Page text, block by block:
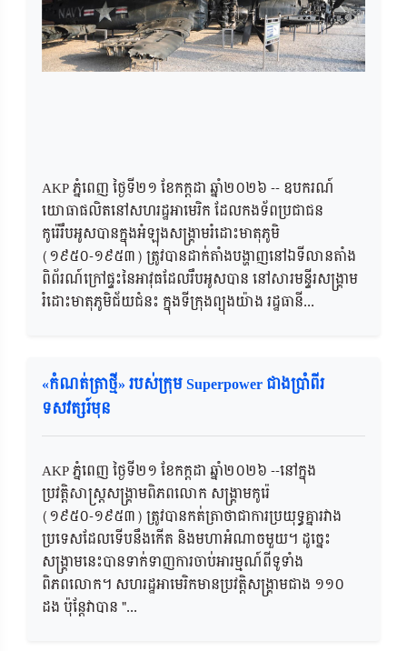
AKP ភ្នំពេញ ថ្ងៃទី២១ ខែកក្តដា ឆ្នាំ២០២៦ -- ឧបករណ៍
យោធាផលិតនៅសហរដ្ឋអាមេរិក ដែលកងទ័ពប្រជាជន
កូរ៉េរឹបអូសបានក្នុងអំឡុងសង្គ្រាមរំដោះមាតុភូមិ
(១៩៥០-១៩៥៣) ត្រូវបានដាក់តាំងបង្ហាញនៅឯទីលានតាំង
ពិព័រណ៍ក្រៅផ្ទះនៃអាវុធដែលរឹបអូសបាន នៅសារមន្ទីរសង្គ្រាម
រំដោះមាតុភូមិជ័យជំនះ ក្នុងទីក្រុងព្យុងយ៉ាង រដ្ឋធានី...
«កំណត់ត្រាថ្មី» របស់ក្រុម Superpower ជាងប្រាំពីរ
ទសវត្សរ៍មុន
AKP ភ្នំពេញ ថ្ងៃទី២១ ខែកក្តដា ឆ្នាំ២០២៦ --នៅក្នុង
ប្រវត្តិសាស្ត្រសង្គ្រាមពិភពលោក សង្គ្រាមកូរ៉េ
(១៩៥០-១៩៥៣) ត្រូវបានកត់ត្រាថាជាការប្រយុទ្ធគ្នារវាង
ប្រទេសដែលទើបនឹងកើត និងមហាអំណាចមួយ។ ដូច្នេះ
សង្គ្រាមនេះបានទាក់ទាញការចាប់អារម្មណ៍ពីទូទាំង
ពិភពលោក។ សហរដ្ឋអាមេរិកមានប្រវត្តិសង្គ្រាមជាង ១១០
ដង ប៉ុន្តែវាបាន "...